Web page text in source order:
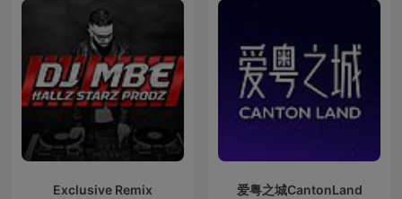
Exclusive Remix 爱粤之城CantonLand